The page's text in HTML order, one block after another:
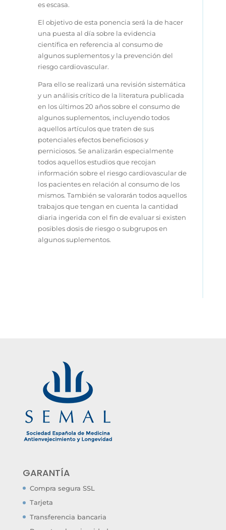
es escasa.
El objetivo de esta ponencia será la de hacer
una puesta al día sobre la evidencia
científica en referencia al consumo de
algunos suplementos y la prevención del
riesgo cardiovascular.
Para ello se realizará una revisión sistemática
y un análisis crítico de la literatura publicada
en los últimos 20 años sobre el consumo de
algunos suplementos, incluyendo todos
aquellos artículos que traten de sus
potenciales efectos beneficiosos y
perniciosos. Se analizarán especialmente
todos aquellos estudios que recojan
información sobre el riesgo cardiovascular de
los pacientes en relación al consumo de los
mismos. También se valorarán todos aquellos
trabajos que tengan en cuenta la cantidad
diaria ingerida con el fin de evaluar si existen
posibles dosis de riesgo o subgrupos en
algunos suplementos.
GARANTÍA
Compra segura SSL
Tarjeta
Transferencia bancaria